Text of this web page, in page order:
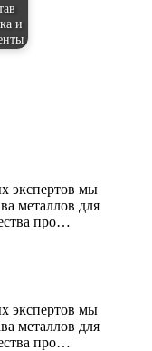
и
экспертов мы
металлов для
про…
экспертов мы
металлов для
про…